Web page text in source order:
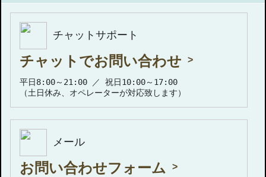
チャットサポート
チャットでお問い合わせ
平日8:00～21:00 ／ 祝日10:00～17:00
（土日休み、オペレーターが対応致します）
メール
お問い合わせフォーム